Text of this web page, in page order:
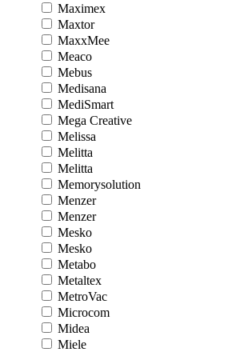
Maximex
Maxtor
MaxxMee
Meaco
Mebus
Medisana
MediSmart
Mega Creative
Melissa
Melitta
Melitta
Memorysolution
Menzer
Menzer
Mesko
Mesko
Metabo
Metaltex
MetroVac
Microcom
Midea
Miele